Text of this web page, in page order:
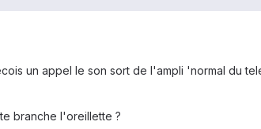
un appel le son sort de l'ampli 'normal du
branche l'oreillette ?